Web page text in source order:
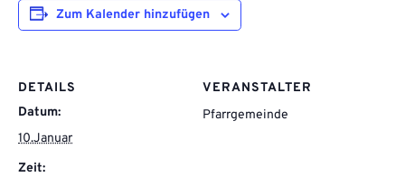
Zum Kalender hinzufügen
DETAILS
Datum:
10.Januar
Zeit:
VERANSTALTER
Pfarrgemeinde